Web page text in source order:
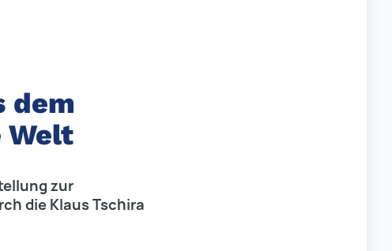
dem
zur
die Klaus Tschira